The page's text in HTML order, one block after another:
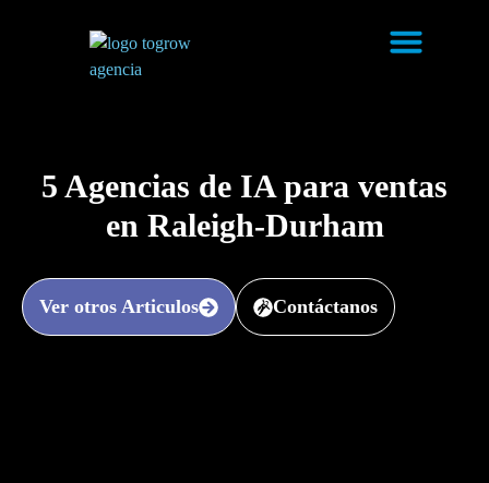
5 Agencias de IA para ventas
en Raleigh-Durham
Ver otros Articulos Contáctanos